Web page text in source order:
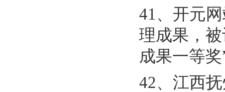
41、开元
理成果，
成果一等奖
42、江西